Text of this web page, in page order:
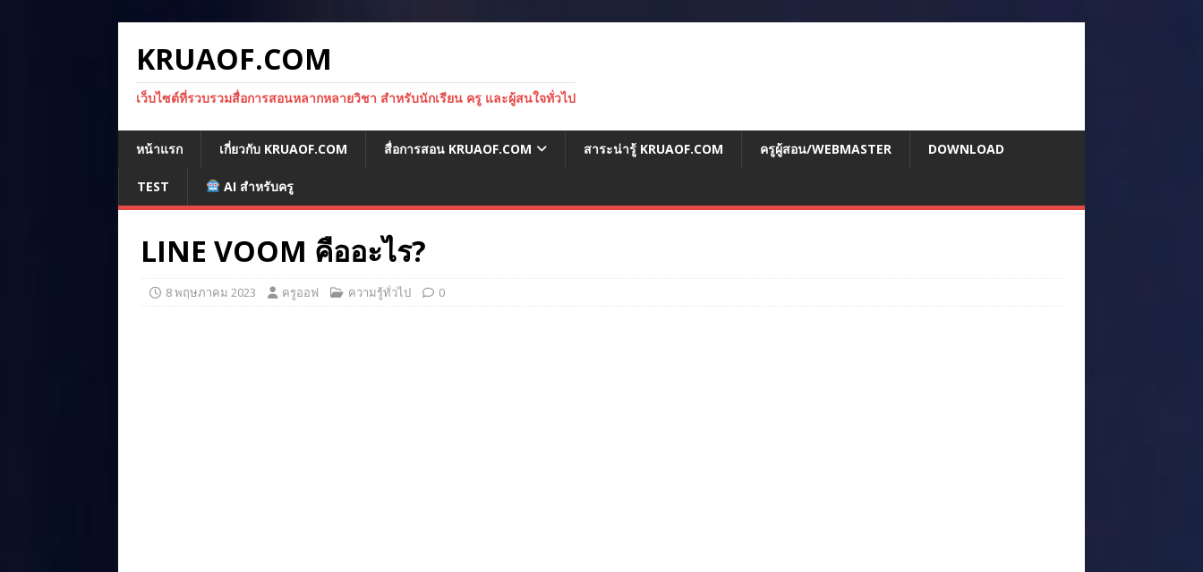
KRUAOF.COM
เว็บไซต์ที่รวบรวมสื่อการสอนหลากหลายวิชา สำหรับนักเรียน ครู และผู้สนใจทั่วไป
หน้าแรก เกี่ยวกับ KRUAOF.COM สื่อการสอน KRUAOF.COM สาระน่ารู้ KRUAOF.COM ครูผู้สอน/WEBMASTER DOWNLOAD
TEST AI สำหรับครู
LINE VOOM คืออะไร?
8 พฤษภาคม 2023 ครูออฟ ความรู้ทั่วไป 0